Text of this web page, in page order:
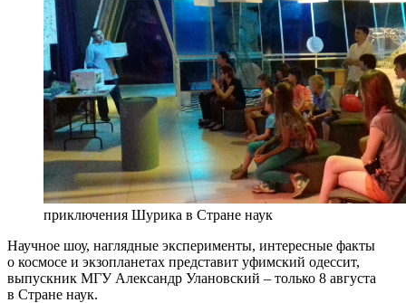
приключения Шурика в Стране наук
Научное шоу, наглядные эксперименты, интересные факты
о космосе и экзопланетах представит уфимский одессит,
выпускник МГУ Александр Улановский – только 8 августа
в Стране наук.